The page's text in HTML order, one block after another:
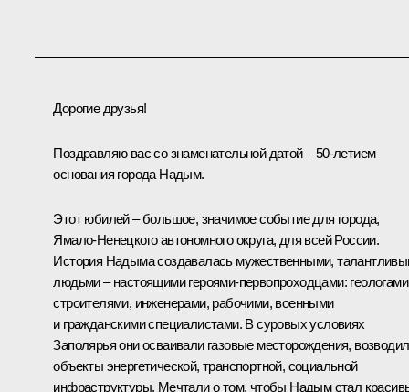
Дорогие друзья!
Поздравляю вас со знаменательной датой – 50-летием
основания города Надым.
Этот юбилей – большое, значимое событие для города,
Ямало-Ненецкого автономного округа, для всей России.
История Надыма создавалась мужественными,
людьми – настоящими героями-первопроходцами:
строителями, инженерами, рабочими, военными
и гражданскими специалистами. В суровых условиях
Заполярья они осваивали газовые месторождения,
объекты энергетической, транспортной, социальной
инфраструктуры. Мечтали о том, чтобы Надым стал